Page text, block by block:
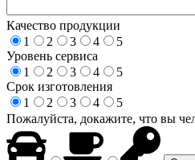
Качество продукции
1
2 3 4
5
Уровень сервиса
1
2 3 4
5
Срок изготовления
1
2 3 4
5
Пожалуйста, докажите, что вы